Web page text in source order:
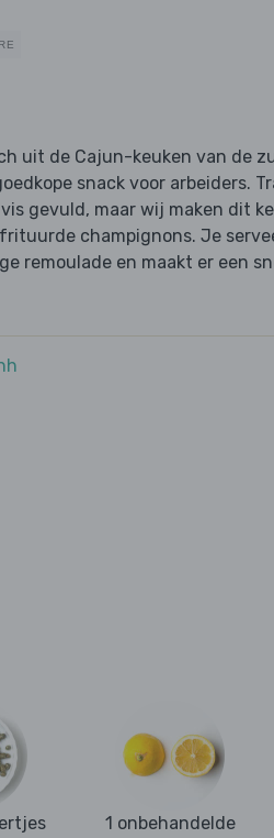
uit de Cajun-keuken van de
snack voor arbeiders.
gevuld, maar wij maken dit
champignons. Je
remoulade en maakt er een
1 onbehandelde